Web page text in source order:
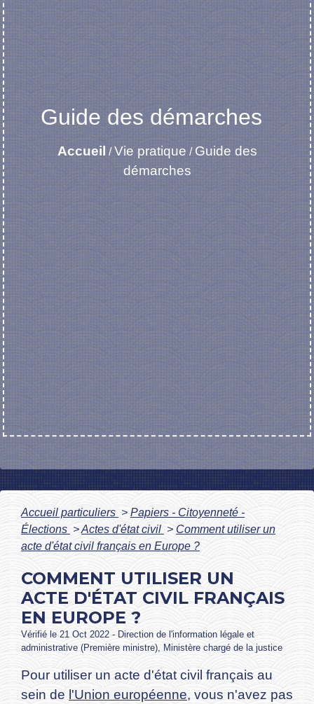
Guide des démarches
Accueil /Vie pratique / Guide des
démarches
Accueil particuliers > Papiers - Citoyenneté -
Élections >Actes d'état civil > Comment utiliser un
acte d'état civil français en Europe ?
COMMENT UTILISER UN
ACTE D'ÉTAT CIVIL FRANÇAIS
EN EUROPE ?
Vérifié le 21 Oct 2022 - Direction de l'information légale et
administrative (Première ministre), Ministère chargé de la justice
Pour utiliser un acte d'état civil français au
sein de l'Union européenne, vous n'avez pas